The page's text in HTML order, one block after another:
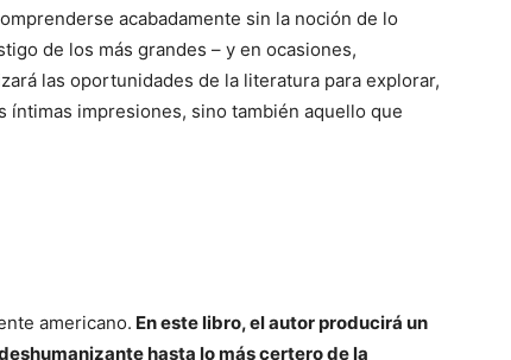
acabadamente sin la noción de lo
de los más grandes – y en ocasiones,
las oportunidades de la literatura para explorar,
impresiones, sino también aquello que
americano. En este libro, el autor producirá un
hasta lo más certero de la